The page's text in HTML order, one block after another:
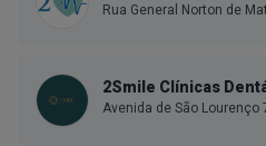
Rua General Norton de
2Smile Clínicas
Avenida de São Lourenço